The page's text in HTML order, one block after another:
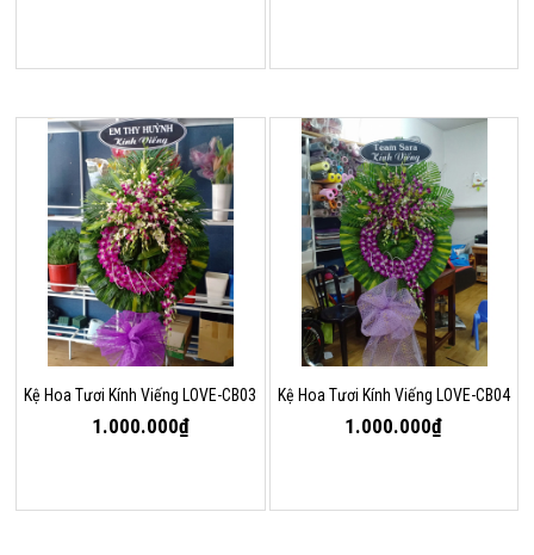
Kệ Hoa Tươi Kính Viếng LOVE-CB03
1.000.000₫
Kệ Hoa Tươi Kính Viếng LOVE-CB04
1.000.000₫